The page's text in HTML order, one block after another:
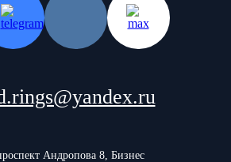
Андропова 8, Бизнес